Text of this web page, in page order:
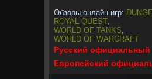
Обзоры онлайн игр:
ROYAL QUEST,
WORLD OF TANKS
WORLD OF WARCRAFT
Русский
Европейский